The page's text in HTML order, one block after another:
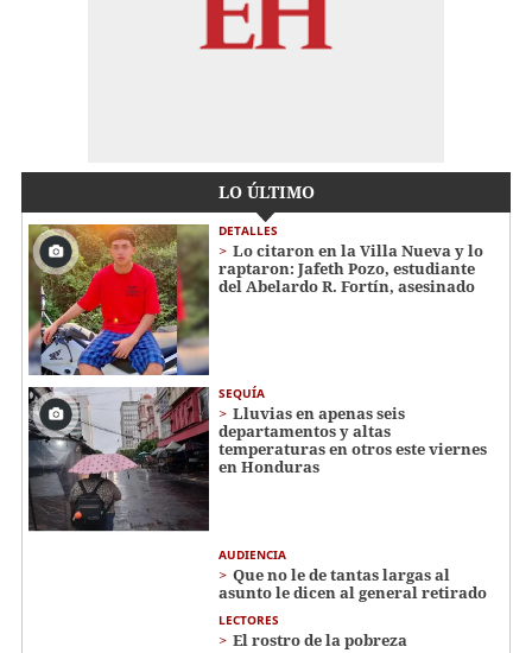
LO ÚLTIMO
DETALLES
Lo citaron en la Villa Nueva y lo
raptaron: Jafeth Pozo, estudiante
del Abelardo R. Fortín, asesinado
SEQUÍA
Lluvias en apenas seis
departamentos y altas
temperaturas en otros este viernes
en Honduras
AUDIENCIA
Que no le de tantas largas al
asunto le dicen al general retirado
LECTORES
El rostro de la pobreza